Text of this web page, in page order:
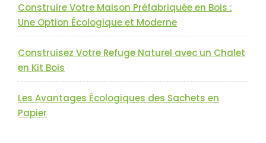
Construire Votre Maison Préfabriquée en Bois :
Une Option Écologique et Moderne
Construisez Votre Refuge Naturel avec un Chalet
en Kit Bois
Les Avantages Écologiques des Sachets en
Papier